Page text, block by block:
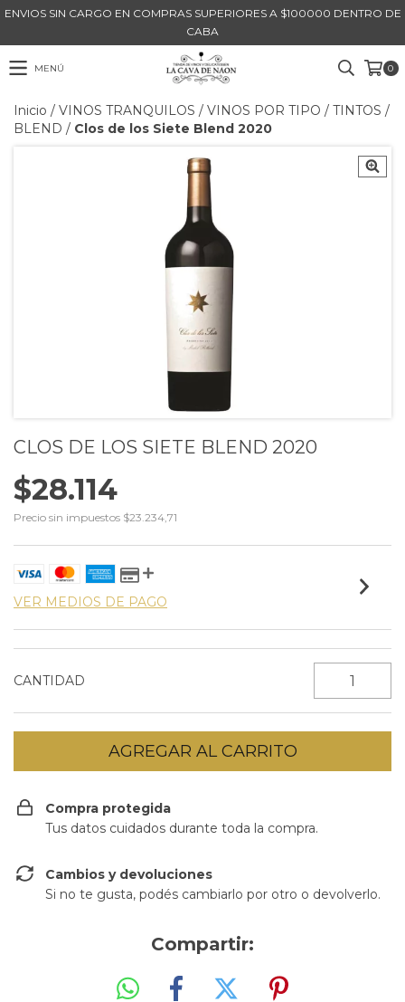
ENVIOS SIN CARGO EN COMPRAS SUPERIORES A $100000 DENTRO DE
CABA
MENÚ 0
Inicio / VINOS TRANQUILOS / VINOS POR TIPO / TINTOS /
BLEND / Clos de los Siete Blend 2020
CLOS DE LOS SIETE BLEND 2020
$28.114
Precio sin impuestos $23.234,71
VER MEDIOS DE PAGO
CANTIDAD
Compra protegida
Tus datos cuidados durante toda la compra.
Cambios y devoluciones
Si no te gusta, podés cambiarlo por otro o devolverlo.
Compartir: